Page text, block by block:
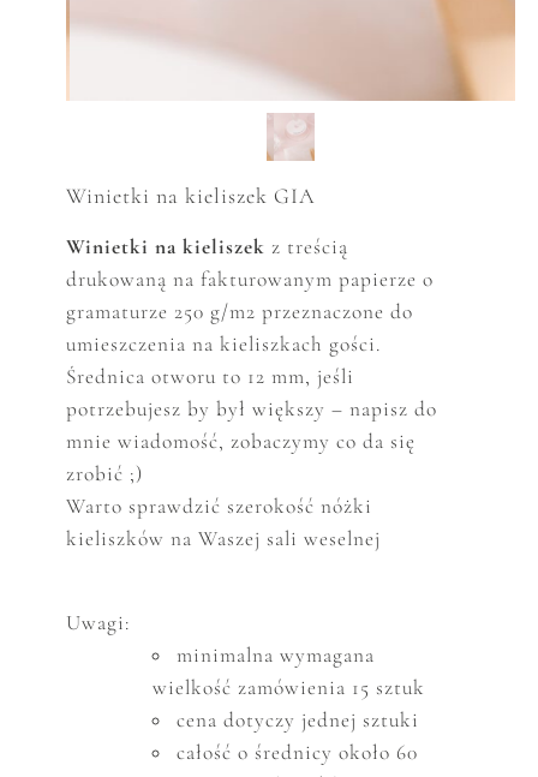
Winietki na kieliszek GIA
Winietki na kieliszek z treścią
drukowaną na fakturowanym papierze o
gramaturze 250 g/m2 przeznaczone do
umieszczenia na kieliszkach gości.
Średnica otworu to 12 mm, jeśli
potrzebujesz by był większy – napisz do
mnie wiadomość, zobaczymy co da się
zrobić ;)
Warto sprawdzić szerokość nóżki
kieliszków na Waszej sali weselnej
Uwagi:
minimalna wymagana
wielkość zamówienia 15 sztuk
cena dotyczy jednej sztuki
całość o średnicy około 60